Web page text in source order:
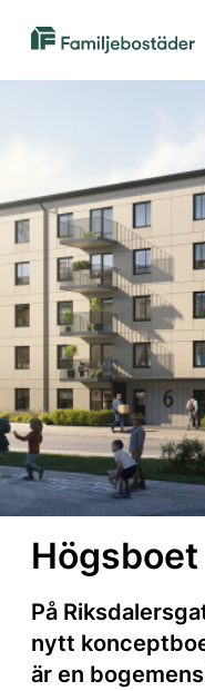
i
Högsboet
På
nytt
är en